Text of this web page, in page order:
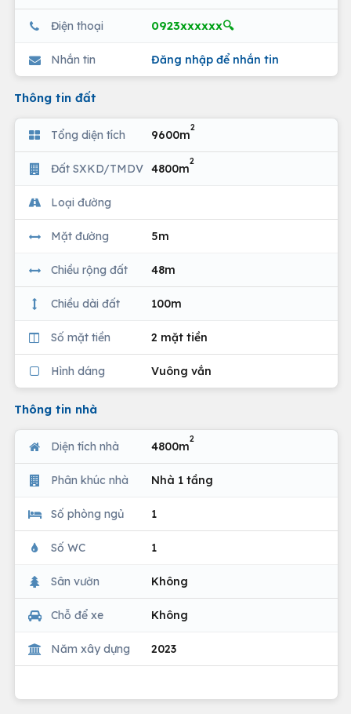
Điện thoại 0923xxxxxx🔍
Nhắn tin Đăng nhập để nhắn tin
Thông tin đất
Tổng diện tích 9600m
2
Đất SXKD/TMDV 4800m
2
Loại đường
Mặt đường 5m
Chiều rộng đất 48m
Chiều dài đất 100m
Số mặt tiền 2 mặt tiền
Hình dáng Vuông vắn
Thông tin nhà
Diện tích nhà 4800m
2
Phân khúc nhà Nhà 1 tầng
Số phòng ngủ 1
Số WC 1
Sân vườn Không
Chỗ để xe Không
Năm xây dựng 2023